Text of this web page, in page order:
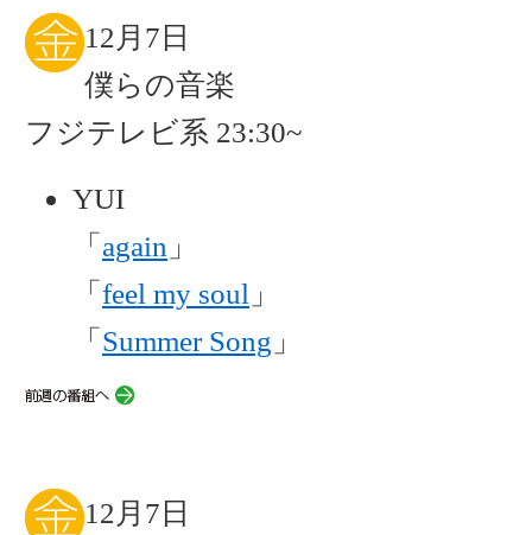
12月7日
僕らの音楽
フジテレビ系 23:30~
YUI
「 again 」
「 feel my soul 」
「 Summer Song 」
12月7日